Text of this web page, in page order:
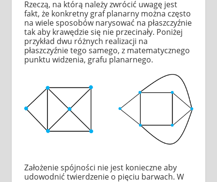
Rzeczą, na którą należy zwrócić uwagę jest
fakt, że konkretny graf planarny można często
na wiele sposobów narysować na płaszczyźnie
tak aby krawędzie się nie przecinały. Poniżej
przykład dwu różnych realizacji na
płaszczyźnie tego samego, z matematycznego
punktu widzenia, grafu planarnego.
Założenie spójności nie jest konieczne aby
udowodnić twierdzenie o pięciu barwach. W